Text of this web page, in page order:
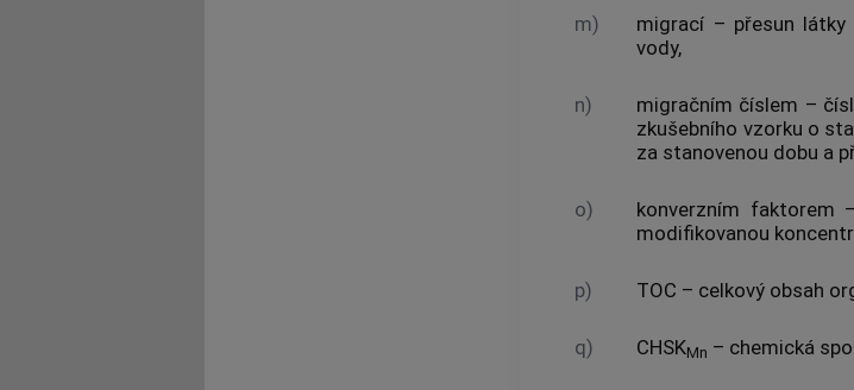
m) migrací – přesun
vody,
n) migračním číslem –
zkušebního vzorku o
za stanovenou dobu a
o) konverzním faktorem
modifikovanou
p) TOC – celkový obsah
q) CHSKMn – chemická